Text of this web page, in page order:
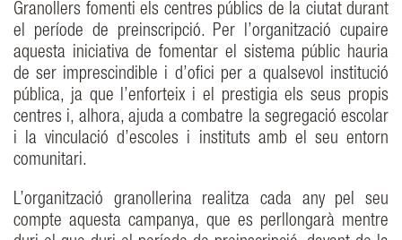
Granollers fomenti els centres públics de la ciutat durant
el període de preinscripció. Per l’organització cupaire
aquesta iniciativa de fomentar el sistema públic hauria
de ser imprescindible i d’ofici per a qualsevol institució
pública, ja que l’enforteix i el prestigia els seus propis
centres i, alhora, ajuda a combatre la segregació escolar
i la vinculació d’escoles i instituts amb el seu entorn
comunitari.
L’organització granollerina realitza cada any pel seu
compte aquesta campanya, que es perllongarà mentre